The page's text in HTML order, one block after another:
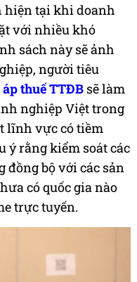
tại khi doanh
với nhiều khó
sách này sẽ ảnh
người tiêu
áp thuế TTĐB sẽ làm
nghiệp Việt trong
lĩnh vực có tiềm
ý rằng kiểm soát các
đồng bộ với các sản
có quốc gia nào
trực tuyến.